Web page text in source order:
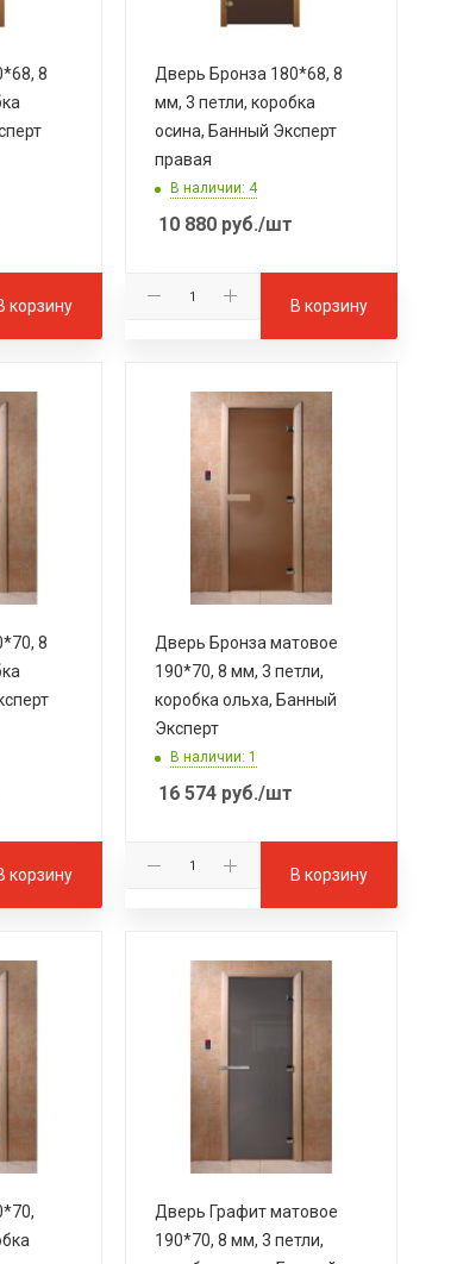
8
корзину
Дверь Бронза 180*68, 8
мм, 3 петли, коробка
осина, Банный Эксперт
правая
В наличии: 4
10 880руб./шт
В корзину
8
корзину
Дверь Бронза матовое
190*70, 8 мм, 3 петли,
коробка ольха, Банный
Эксперт
В наличии: 1
16 574руб./шт
В корзину
Дверь Графит матовое
190*70, 8 мм, 3 петли,